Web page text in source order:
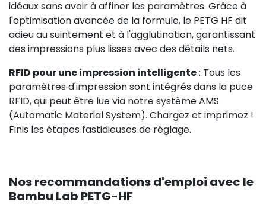
idéaux sans avoir à affiner les paramètres. Grâce à
l'optimisation avancée de la formule, le PETG HF dit
adieu au suintement et à l'agglutination, garantissant
des impressions plus lisses avec des détails nets.
RFID pour une impression intelligente: Tous les
paramètres d'impression sont intégrés dans la puce
RFID, qui peut être lue via notre système AMS
(Automatic Material System). Chargez et imprimez !
Finis les étapes fastidieuses de réglage.
Nos recommandations d'emploi avec le
Bambu Lab PETG-HF